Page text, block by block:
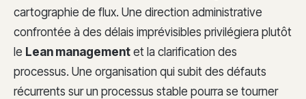
cartographie de flux. Une direction administrative
confrontée à des délais imprévisibles privilégiera plutôt
le Lean management et la clarification des
processus. Une organisation qui subit des défauts
récurrents sur un processus stable pourra se tourner